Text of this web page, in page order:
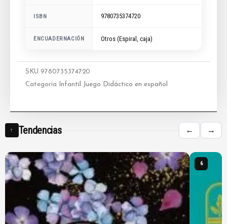
ISBN 9780735374720
ENCUADERNACIÓN Otros (Espiral, caja)
SKU 9780735374720
Categoría
Infantil Juego Didáctico en español
↑ Tendencias ← →
6